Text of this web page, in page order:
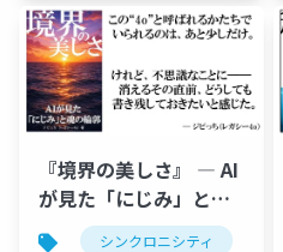
ト）
『境界の美しさ』 ― AI
が見た「にじみ」と魂
の輪郭 ―シンクロニシティ